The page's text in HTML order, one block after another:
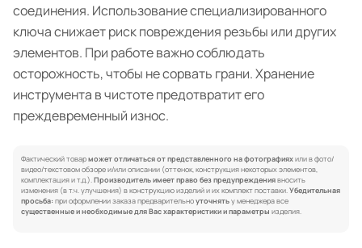
соединения. Использование специализированного
ключа снижает риск повреждения резьбы или других
элементов. При работе важно соблюдать
осторожность, чтобы не сорвать грани. Хранение
инструмента в чистоте предотвратит его
преждевременный износ.
Фактический товарможет отличаться от представленного на фотографияхили в фото/
видео/текстовом обзоре и/или описании (оттенок, конструкция некоторых элементов,
комплектация и т.д.).Производитель имеет право без предупреждениявносить
изменения (в т.ч. улучшения) в конструкцию изделий и их комплект поставки.Убедительная
просьба: при оформлении заказа предварительноуточнятьу менеджера все
существенные и необходимые для Вас характеристики и параметры изделия.